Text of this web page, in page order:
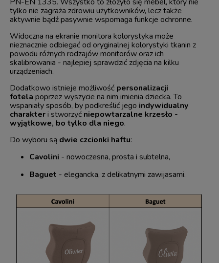
tylko nie zagraża zdrowiu użytkowników, lecz także
aktywnie bądź pasywnie wspomaga funkcje ochronne.
Widoczna na ekranie monitora kolorystyka może
nieznacznie odbiegać od oryginalnej kolorystyki tkanin z
powodu różnych rodzajów monitorów oraz ich
skalibrowania - najlepiej sprawdzić zdjęcia na kilku
urządzeniach.
Dodatkowo istnieje możliwość personalizacji
fotela poprzez wyszycie na nim imienia dziecka. To
wspaniały sposób, by podkreślić jego indywidualny
charakteri stworzyć niepowtarzalne krzesło -
wyjątkowe, bo tylko dla niego.
Do wyboru są dwie czcionki haftu:
Cavolini - nowoczesna, prosta i subtelna,
Baguet - elegancka, z delikatnymi zawijasami.